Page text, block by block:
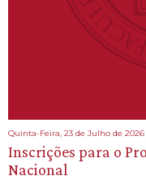
Quinta-Feira, 23 de Julho de 2026
Inscrições para o
Nacional